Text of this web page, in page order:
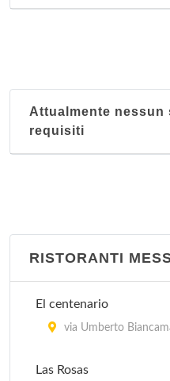
Attualmente
requisiti
RISTORANTI
El centenario
via Umberto
Las Rosas